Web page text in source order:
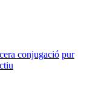
conjugació pur